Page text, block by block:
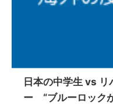
日本の中学生 vs リ
ー “ブルーロック